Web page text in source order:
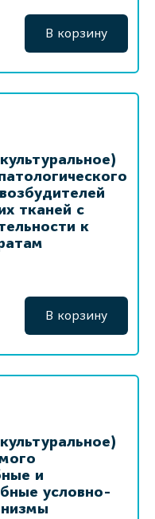
В корзину
тканей с
к
В корзину
и
условно-